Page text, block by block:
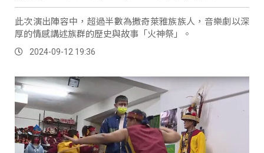
此次演出陣容中，超過半數為撒奇萊雅族族人，音樂劇以深
厚的情感講述族群的歷史與故事「火神祭」。
2024-09-12 19:36